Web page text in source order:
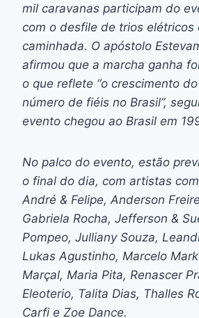
mil caravanas participam do
com o desfile de trios elétricos
caminhada. O apóstolo
afirmou que a marcha ganha
o que reflete “o crescimento
número de fiéis no Brasil”,
evento chegou ao Brasil em
No palco do evento, estão
o final do dia, com artistas
André & Felipe, Anderson
Gabriela Rocha, Jefferson &
Pompeo, Julliany Souza,
Lukas Agustinho, Marcelo
Marçal, Maria Pita, Renascer
Eleoterio, Talita Dias, Thalles
Carfi e Zoe Dance.